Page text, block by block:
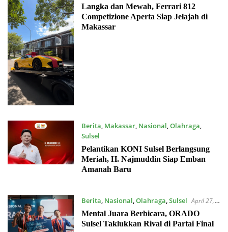
2026
Langka dan Mewah, Ferrari 812
Competizione Aperta Siap Jelajah di
Makassar
Berita Makassar, Nasional Olahraga
Sulsel
Mei 9, 2026
Pelantikan KONI Sulsel Berlangsung
Meriah, H. Najmuddin Siap Emban
Amanah Baru
Berita Nasional Olahraga Sulsel April 27,
2026
Mental Juara Berbicara, ORADO
Sulsel Taklukkan Rival di Partai Final